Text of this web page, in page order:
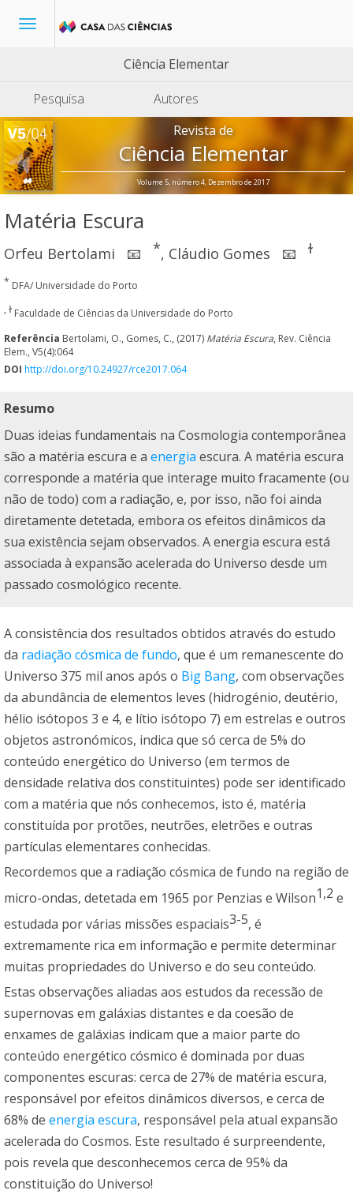
Toggle
Ciência Elementar
Pesquisa
Autores
Revista de
Ciência Elementar
Volume 5, número 4, Dezembro de 2017
Matéria Escura
Orfeu Bertolami 📧 *, Cláudio Gomes 📧 ɫ
* DFA/ Universidade do Porto
, ɫ Faculdade de Ciências da Universidade do Porto
Referência Bertolami, O., Gomes, C., (2017) Matéria Escura, Rev. Ciência
Elem., V5(4):064
DOI http://doi.org/10.24927/rce2017.064
Resumo
Duas ideias fundamentais na Cosmologia contemporânea
são a matéria escura e a energia escura. A matéria escura
corresponde a matéria que interage muito fracamente (ou
não de todo) com a radiação, e, por isso, não foi ainda
diretamente detetada, embora os efeitos dinâmicos da
sua existência sejam observados. A energia escura está
associada à expansão acelerada do Universo desde um
passado cosmológico recente.
A consistência dos resultados obtidos através do estudo
da radiação cósmica de fundo, que é um remanescente do
Universo 375 mil anos após o Big Bang, com observações
da abundância de elementos leves (hidrogénio, deutério,
hélio isótopos 3 e 4, e lítio isótopo 7) em estrelas e outros
objetos astronómicos, indica que só cerca de 5% do
conteúdo energético do Universo (em termos de
densidade relativa dos constituintes) pode ser identificado
com a matéria que nós conhecemos, isto é, matéria
constituída por protões, neutrões, eletrões e outras
partículas elementares conhecidas.
Recordemos que a radiação cósmica de fundo na região de
micro-ondas, detetada em 1965 por Penzias e Wilson1,2 e
estudada por várias missões espaciais3-5, é
extremamente rica em informação e permite determinar
muitas propriedades do Universo e do seu conteúdo.
Estas observações aliadas aos estudos da recessão de
supernovas em galáxias distantes e da coesão de
enxames de galáxias indicam que a maior parte do
conteúdo energético cósmico é dominada por duas
componentes escuras: cerca de 27% de matéria escura,
responsável por efeitos dinâmicos diversos, e cerca de
68% de energia escura, responsável pela atual expansão
acelerada do Cosmos. Este resultado é surpreendente,
pois revela que desconhecemos cerca de 95% da
constituição do Universo!